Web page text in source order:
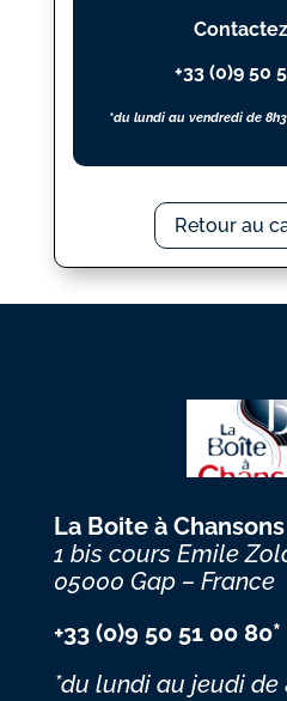
+33 (0)9 50
*du lundi au vendredi de
Retour au
La Boite à Chansons
1 bis cours Emile
05000 Gap – France
+33 (0)9 50 51 00 80*
*du lundi au jeudi de